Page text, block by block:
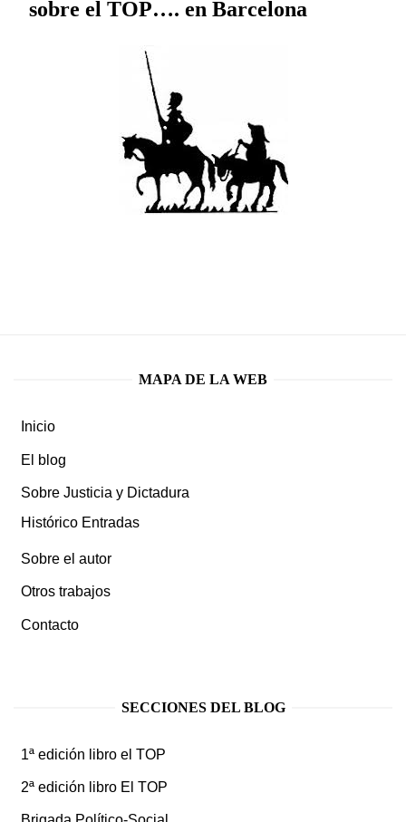
sobre el TOP…. en Barcelona
MAPA DE LA WEB
Inicio
El blog
Sobre Justicia y Dictadura
Histórico Entradas
Sobre el autor
Otros trabajos
Contacto
SECCIONES DEL BLOG
1ª edición libro el TOP
2ª edición libro El TOP